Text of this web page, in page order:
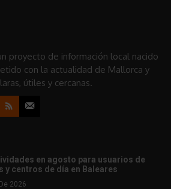
proyecto de información local nacido
con la actualidad de Mallorca y
útiles y cercanas.
en agosto para usuarios de
y centros de día en Baleares
2026